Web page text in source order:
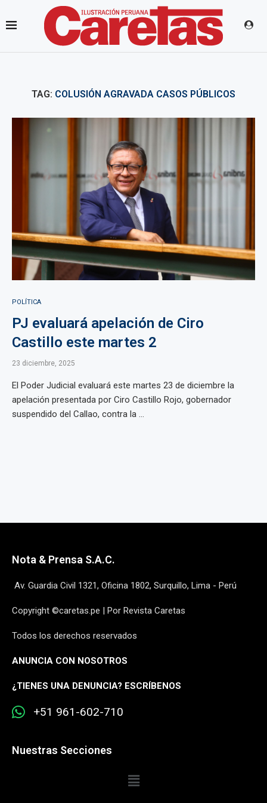
TAG: COLUSIÓN AGRAVADA CASOS PÚBLICOS
POLÍTICA
PJ evaluará apelación de Ciro
Castillo este martes 2
23 diciembre, 2025
El Poder Judicial evaluará este martes 23 de diciembre la
apelación presentada por Ciro Castillo Rojo, gobernador
suspendido del Callao, contra la ...
Nota & Prensa S.A.C.
Av. Guardia Civil 1321, Oficina 1802, Surquillo, Lima - Perú
Copyright ©caretas.pe | Por Revista Caretas
Todos los derechos reservados
ANUNCIA CON NOSOTROS
¿TIENES UNA DENUNCIA? ESCRÍBENOS
+51 961-602-710
Nuestras Secciones